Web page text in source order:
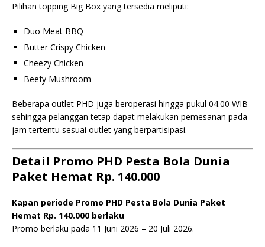
Pilihan topping Big Box yang tersedia meliputi:
Duo Meat BBQ
Butter Crispy Chicken
Cheezy Chicken
Beefy Mushroom
Beberapa outlet PHD juga beroperasi hingga pukul 04.00 WIB
sehingga pelanggan tetap dapat melakukan pemesanan pada
jam tertentu sesuai outlet yang berpartisipasi.
Detail Promo PHD Pesta Bola Dunia
Paket Hemat Rp. 140.000
Kapan periode Promo PHD Pesta Bola Dunia Paket
Hemat Rp. 140.000 berlaku
Promo berlaku pada 11 Juni 2026 – 20 Juli 2026.